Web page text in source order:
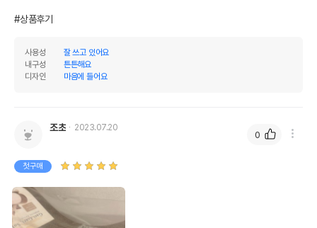
#상품후기
사용성
잘 쓰고 있어요
내구성
튼튼해요
디자인
마음에 들어요
조초 2023.07.20
첫구매
0